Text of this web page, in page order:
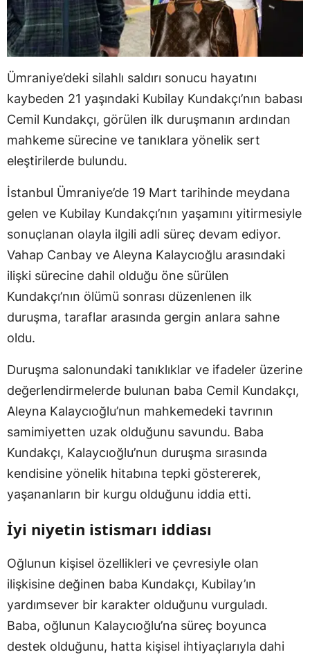
Ümraniye’deki silahlı saldırı sonucu hayatını
kaybeden 21 yaşındaki Kubilay Kundakçı’nın babası
Cemil Kundakçı, görülen ilk duruşmanın ardından
mahkeme sürecine ve tanıklara yönelik sert
eleştirilerde bulundu.
İstanbul Ümraniye’de 19 Mart tarihinde meydana
gelen ve Kubilay Kundakçı’nın yaşamını yitirmesiyle
sonuçlanan olayla ilgili adli süreç devam ediyor.
Vahap Canbay ve Aleyna Kalaycıoğlu arasındaki
ilişki sürecine dahil olduğu öne sürülen
Kundakçı’nın ölümü sonrası düzenlenen ilk
duruşma, taraflar arasında gergin anlara sahne
oldu.
Duruşma salonundaki tanıklıklar ve ifadeler üzerine
değerlendirmelerde bulunan baba Cemil Kundakçı,
Aleyna Kalaycıoğlu’nun mahkemedeki tavrının
samimiyetten uzak olduğunu savundu. Baba
Kundakçı, Kalaycıoğlu’nun duruşma sırasında
kendisine yönelik hitabına tepki göstererek,
yaşananların bir kurgu olduğunu iddia etti.
İyi niyetin istismarı iddiası
Oğlunun kişisel özellikleri ve çevresiyle olan
ilişkisine değinen baba Kundakçı, Kubilay’ın
yardımsever bir karakter olduğunu vurguladı.
Baba, oğlunun Kalaycıoğlu’na süreç boyunca
destek olduğunu, hatta kişisel ihtiyaçlarıyla dahi